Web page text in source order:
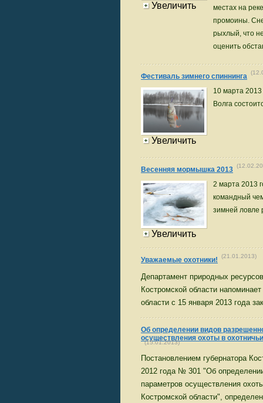
Увеличить
местах на
промоины.
рыхлый, что
оценить
Фестиваль зимнего спиннинга
Увеличить
10 марта
Волга
Весенняя мормышка 2013
Увеличить
2 марта 2013
командный
зимней ловле
Уважаемые охотники! (21.01.2013)
Департамент природных
Костромской области
области с 15 января 2013 года
Об определении видов
осуществления охоты в
(15.01.2013)
Постановлением губернатора
2012 года № 301 "Об
параметров осуществления
Костромской области",